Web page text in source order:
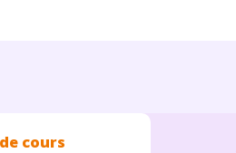
cours